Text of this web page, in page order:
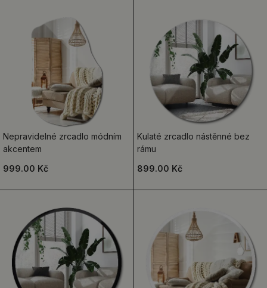
Nepravidelné zrcadlo módním
akcentem
999.00 Kč
Kulaté zrcadlo nástěnné bez
rámu
899.00 Kč